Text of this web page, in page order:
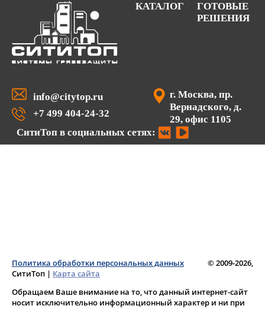
КАТАЛОГ
ГОТОВЫЕ
РЕШЕНИЯ
info@citytop.ru
+7 499 404-24-32
г. Москва, пр.
Вернадского, д.
29, офис 1105
СитиТоп в социальных сетях:
Политика обработки персональных данных
© 2009-2026,
СитиТоп | Карта сайта
Обращаем Ваше внимание на то, что данный интернет-сайт
носит исключительно информационный характер и ни при